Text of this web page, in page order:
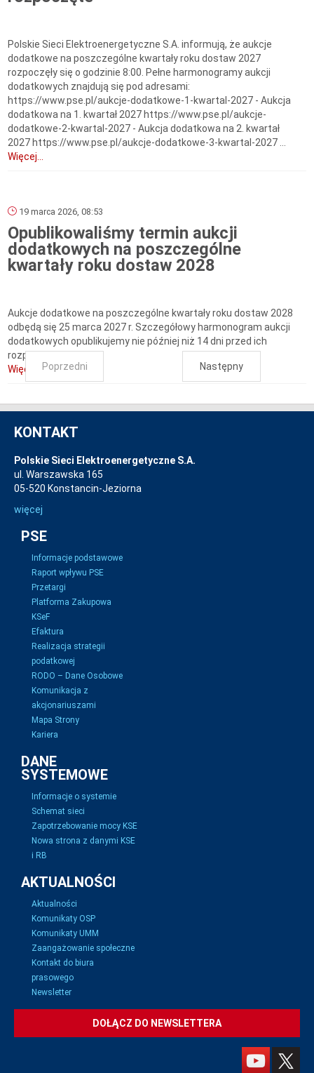
Polskie Sieci Elektroenergetyczne S.A. informują, że aukcje
dodatkowe na poszczególne kwartały roku dostaw 2027
rozpoczęły się o godzinie 8:00. Pełne harmonogramy aukcji
dodatkowych znajdują się pod adresami:
https://www.pse.pl/aukcje-dodatkowe-1-kwartal-2027 - Aukcja
dodatkowa na 1. kwartał 2027 https://www.pse.pl/aukcje-
dodatkowe-2-kwartal-2027 - Aukcja dodatkowa na 2. kwartał
2027 https://www.pse.pl/aukcje-dodatkowe-3-kwartal-2027 ...
Więcej...
19 marca 2026, 08:53
Opublikowaliśmy termin aukcji
dodatkowych na poszczególne
kwartały roku dostaw 2028
Aukcje dodatkowe na poszczególne kwartały roku dostaw 2028
odbędą się 25 marca 2027 r. Szczegółowy harmonogram aukcji
dodatkowych opublikujemy nie później niż 14 dni przed ich
rozpoczęciem.
Więcej...Poprzedni Następny
KONTAKT
Polskie Sieci Elektroenergetyczne S.A.
ul. Warszawska 165
05-520 Konstancin-Jeziorna
więcej
PSE
Informacje podstawowe
Raport wpływu PSE
Przetargi
Platforma Zakupowa
KSeF
Efaktura
Realizacja strategii
podatkowej
RODO – Dane Osobowe
Komunikacja z
akcjonariuszami
Mapa Strony
Kariera
DANE
SYSTEMOWE
Informacje o systemie
Schemat sieci
Zapotrzebowanie mocy KSE
Nowa strona z danymi KSE
i RB
AKTUALNOŚCI
Aktualności
Komunikaty OSP
Komunikaty UMM
Zaangażowanie społeczne
Kontakt do biura
prasowego
Newsletter
DOŁĄCZ DO NEWSLETTERA